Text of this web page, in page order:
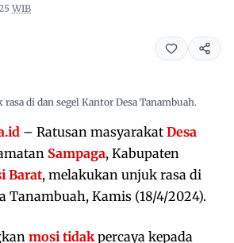
WIB
di dan segel Kantor Desa Tanambuah.
– Ratusan masyarakat Desa
Sampaga, Kabupaten
Barat, melakukan unjuk rasa di
Tanambuah, Kamis (18/4/2024).
mosi tidak percaya kepada